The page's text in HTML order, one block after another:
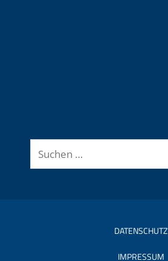
Suchen
nach:
DATENSCHUTZ
IMPRESSUM